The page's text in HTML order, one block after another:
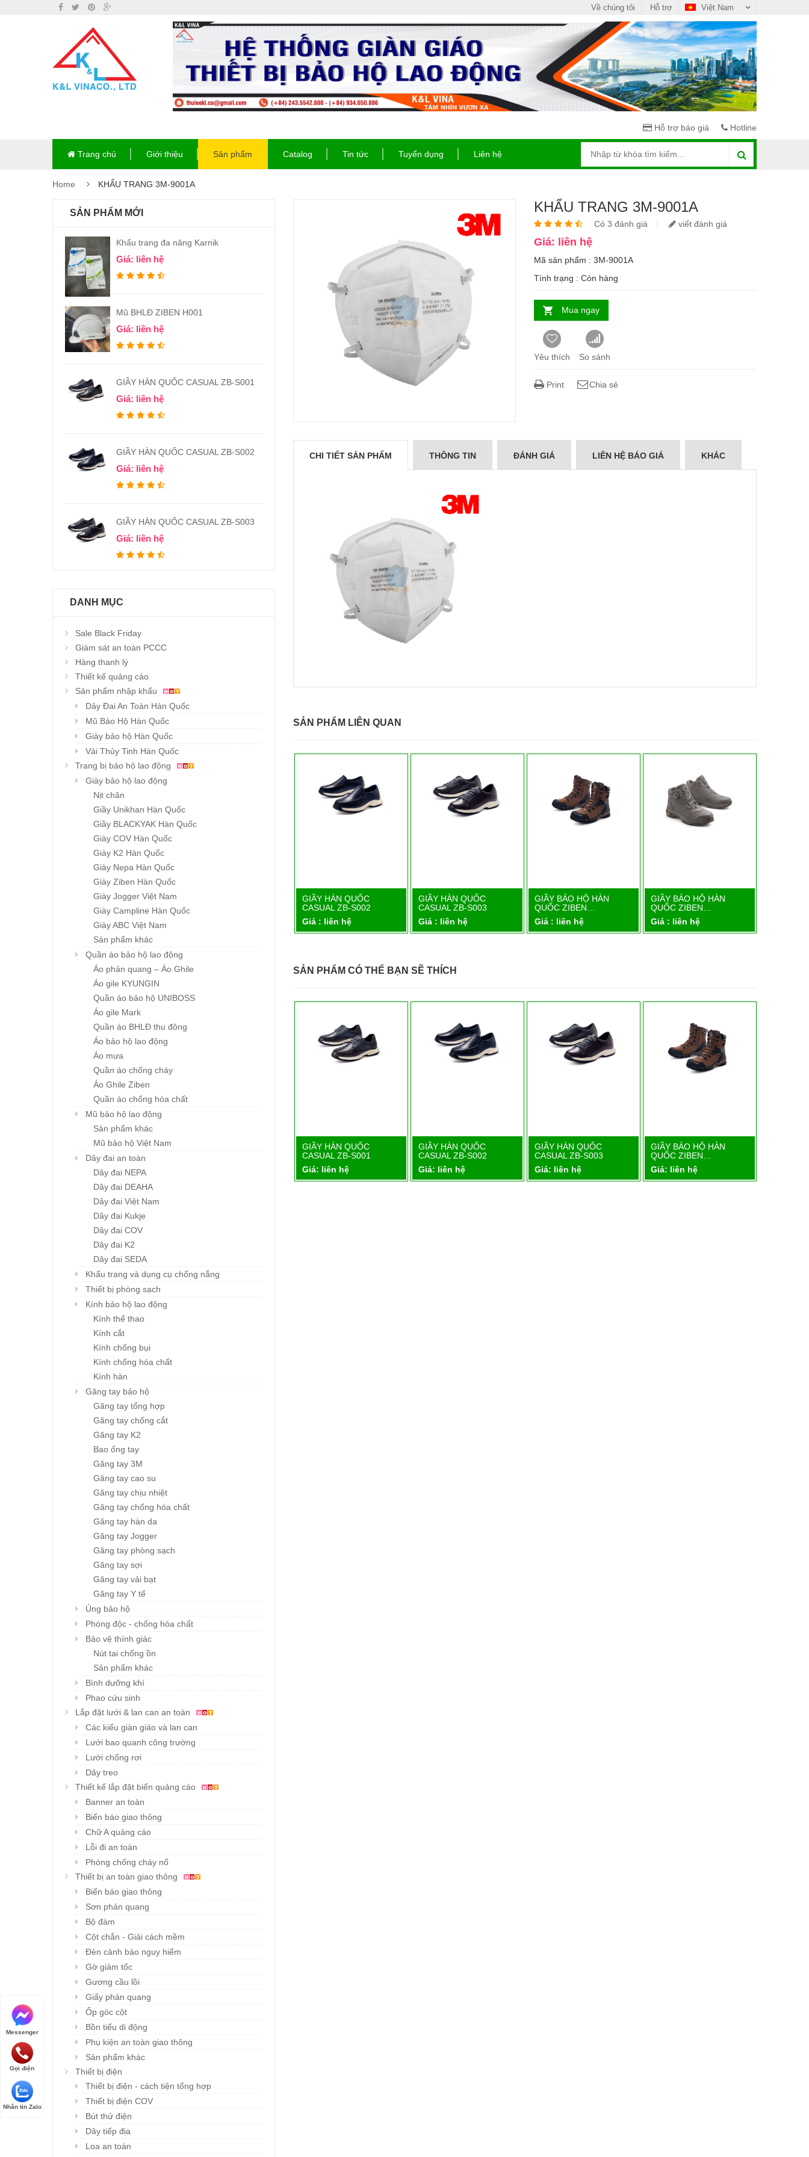
Việt Nam
Về chúng tôi Hỗ trợ
Hỗ trợ báo giá Hotline
Trang chủ Giới thiệu Sản phẩm Catalog Tin tức Tuyển dụng Liên hệ
Home KHẨU TRANG 3M-9001A
SẢN PHẨM MỚI
Khẩu trang đa năng Karnik
Giá: liên hệ
Mũ BHLĐ ZIBEN H001
Giá: liên hệ
GIẦY HÀN QUỐC CASUAL ZB-S001
Giá: liên hệ
GIẦY HÀN QUỐC CASUAL ZB-S002
Giá: liên hệ
GIẦY HÀN QUỐC CASUAL ZB-S003
Giá: liên hệ
DANH MỤC
Sale Black Friday
Giám sát an toàn PCCC
Hàng thanh lý
Thiết kế quảng cáo
Sản phẩm nhập khẩu
Dây Đai An Toàn Hàn Quốc
Mũ Bảo Hộ Hàn Quốc
Giày bảo hộ Hàn Quốc
Vải Thủy Tinh Hàn Quốc
Trang bị bảo hộ lao động
Giày bảo hộ lao động
Nịt chân
Giầy Unikhan Hàn Quốc
Giầy BLACKYAK Hàn Quốc
Giày COV Hàn Quốc
Giày K2 Hàn Quốc
Giày Nepa Hàn Quốc
Giày Ziben Hàn Quốc
Giày Jogger Việt Nam
Giày Campline Hàn Quốc
Giày ABC Việt Nam
Sản phẩm khác
Quần áo bảo hộ lao động
Áo phản quang – Áo Ghile
Áo gile KYUNGIN
Quần áo bảo hộ UNIBOSS
Áo gile Mark
Quần áo BHLĐ thu đông
Áo bảo hộ lao động
Áo mưa
Quần áo chống cháy
Áo Ghile Ziben
Quần áo chống hóa chất
Mũ bảo hộ lao động
Sản phẩm khác
Mũ bảo hộ Việt Nam
Dây đai an toàn
Dây đai NEPA
Dây đai DEAHA
Dây đai Việt Nam
Dây đai Kukje
Dây đai COV
Dây đai K2
Dây đai SEDA
Khẩu trang và dụng cụ chống nắng
Thiết bị phòng sạch
Kính bảo hộ lao động
Kính thể thao
Kính cắt
Kính chống bụi
Kính chống hóa chất
Kính hàn
Găng tay bảo hộ
Găng tay tổng hợp
Găng tay chống cắt
Găng tay K2
Bao ống tay
Găng tay 3M
Găng tay cao su
Găng tay chịu nhiệt
Găng tay chống hóa chất
Găng tay hàn da
Găng tay Jogger
Găng tay phòng sạch
Găng tay sợi
Găng tay vải bạt
Găng tay Y tế
Ủng bảo hộ
Phòng độc - chống hóa chất
Bảo vệ thính giác
Nút tai chống ồn
Sản phẩm khác
Bình dưỡng khí
Phao cứu sinh
Lắp đặt lưới & lan can an toàn
Các kiểu giàn giáo và lan can
Lưới bao quanh công trường
Lưới chống rơi
Dây treo
Thiết kế lắp đặt biển quảng cáo
Banner an toàn
Biển báo giao thông
Chữ A quảng cáo
Lỗi đi an toàn
Phòng chống cháy nổ
Thiết bị an toàn giao thông
Biển báo giao thông
Sơn phản quang
Bộ đàm
Cột chắn - Giải cách mềm
Đèn cảnh báo nguy hiểm
Gờ giảm tốc
Gương cầu lồi
Giấy phản quang
Ốp góc cột
Bồn tiểu di động
Phụ kiện an toàn giao thông
Sản phẩm khác
Thiết bị điện
Thiết bị điện - cách tiện tổng hợp
Thiết bị điện COV
Bút thử điện
Dây tiếp địa
Loa an toàn
KHẨU TRANG 3M-9001A
Có 3 đánh giá viết đánh giá
Giá: liên hệ
Mã sản phẩm : 3M-9001A
Tình trạng : Còn hàng
Mua ngay
Yêu thích So sánh
Print Chia sẻ
CHI TIẾT SẢN PHẨM THÔNG TIN ĐÁNH GIÁ LIÊN HỆ BÁO GIÁ KHÁC
SẢN PHẨM LIÊN QUAN
Chi tiết
Khẩu trang đa năng
Karnik
Giá : liên hệ
CASUAL ZB-S001
Chi tiết
GIẦY HÀN QUỐC
CASUAL ZB-S002
Giá : liên hệ
Chi tiết
GIẦY HÀN QUỐC
CASUAL ZB-S003
Giá : liên hệ
Chi tiết
GIẦY BẢO HỘ HÀN
QUỐC ZIBEN…
Giá : liên hệ
Chi tiết
GIẦY BẢO HỘ HÀN
QUỐC ZIBEN…
Giá : liên hệ
SẢN PHẨM CÓ THỂ BẠN SẼ THÍCH
Khẩu trang đa năng
Karnik
Giá: liên hệ
Chi tiết
GIẦY HÀN QUỐC
CASUAL ZB-S001
Giá: liên hệ
Chi tiết
GIẦY HÀN QUỐC
CASUAL ZB-S002
Giá: liên hệ
Chi tiết
GIẦY HÀN QUỐC
CASUAL ZB-S003
Giá: liên hệ
Chi tiết
GIẦY BẢO HỘ HÀN
QUỐC ZIBEN…
Giá: liên hệ
Messenger
Gọi điện
Nhắn tin Zalo